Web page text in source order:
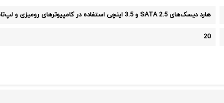
هارد دیسک‌های SATA 2.5 و 3.5 اینچی استفاده در کامپیوترهای رومیزی و لپ‌تاپ‌ها مناسب برای تعمیر و ارتقاء سیستم‌های ذخیره‌سازی
20